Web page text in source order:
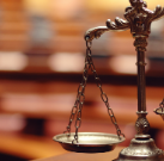
كوافير نسائي